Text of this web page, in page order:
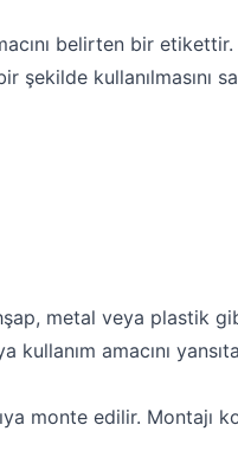
belirten bir
şekilde kullanılmasını
metal veya plastik
kullanım amacını
monte edilir. Montajı